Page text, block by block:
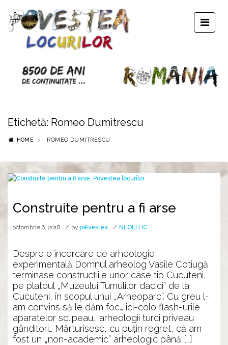
Etichetă: Romeo Dumitrescu
HOME ROMEO DUMITRESCU
Construite pentru a fi arse
octombrie 6, 2018 by p⊕vestea NEOLITIC
Despre o încercare de arheologie
experimentală Domnul arheolog Vasile Cotiugă
terminase construcţiile unor case tip Cucuteni,
pe platoul „Muzeului Tumulilor dacici” de la
Cucuteni, în scopul unui „Arheoparc”. Cu greu l-
am convins să le dăm foc… ici-colo flash-urile
aparatelor sclipeau… arheologii turci priveau
gânditori… Mărturisesc, cu puţin regret, că am
fost un „non-academic” arheologic până […]